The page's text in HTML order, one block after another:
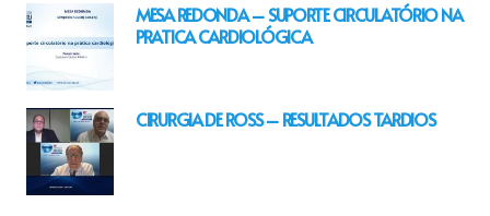
MESA REDONDA – SUPORTE CIRCULATÓRIO NA
PRATICA CARDIOLÓGICA
CIRURGIA DE ROSS – RESULTADOS TARDIOS